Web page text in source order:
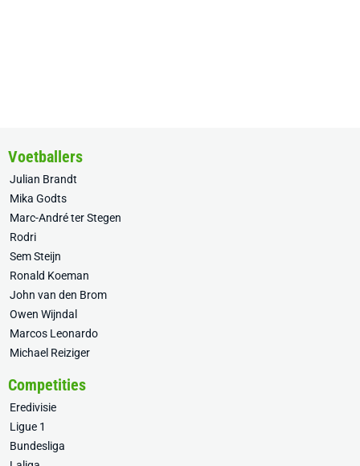
Voetballers
Julian Brandt
Mika Godts
Marc-André ter Stegen
Rodri
Sem Steijn
Ronald Koeman
John van den Brom
Owen Wijndal
Marcos Leonardo
Michael Reiziger
Competities
Eredivisie
Ligue 1
Bundesliga